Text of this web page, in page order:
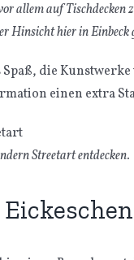
allem auf
Hinsicht hier in Einbeck
die
einen extra
Streetart entdecken.